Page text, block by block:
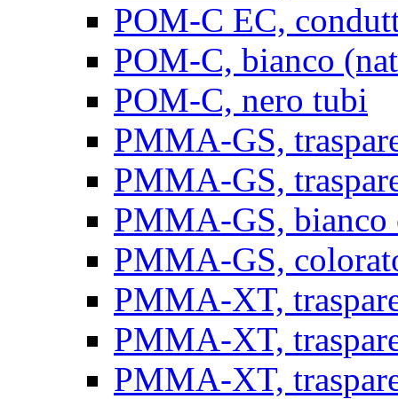
POM-C EC,
POM-C, bianco
POM-C, nero tubi
PMMA-GS,
PMMA-GS,
PMMA-GS, bianco
PMMA-GS,
PMMA-XT,
PMMA-XT,
PMMA-XT,